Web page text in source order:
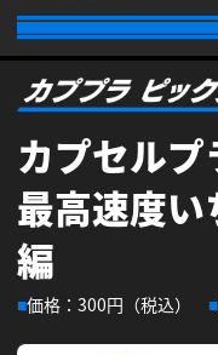
お客様相談室
SUPPORT
会社情報
カプセル
最高速度
編
価格：300円（税込）